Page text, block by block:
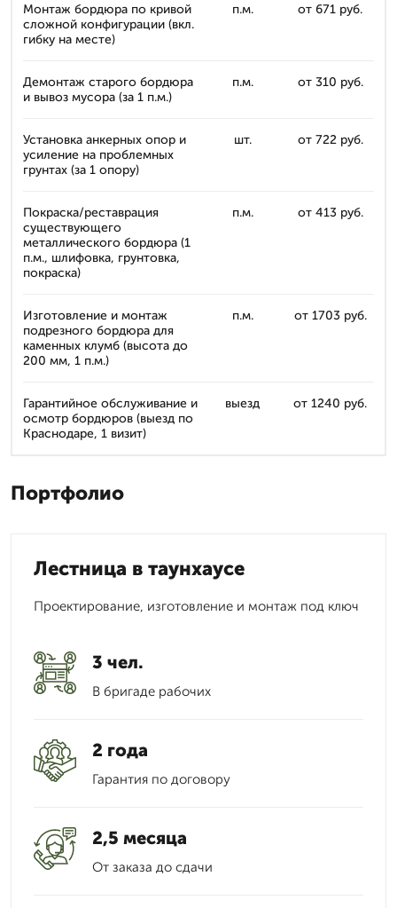
Монтаж бордюра по кривой
сложной конфигурации (вкл.
гибку на месте)
п.м. от 671 руб.
Демонтаж старого бордюра
и вывоз мусора (за 1 п.м.)
п.м. от 310 руб.
Установка анкерных опор и
усиление на проблемных
грунтах (за 1 опору)
шт. от 722 руб.
Покраска/реставрация
существующего
металлического бордюра (1
п.м., шлифовка, грунтовка,
покраска)
п.м. от 413 руб.
Изготовление и монтаж
подрезного бордюра для
каменных клумб (высота до
200 мм, 1 п.м.)
п.м. от 1703 руб.
Гарантийное обслуживание и
осмотр бордюров (выезд по
Краснодаре, 1 визит)
выезд от 1240 руб.
Портфолио
Лестница в таунхаусе
Проектирование, изготовление и монтаж под ключ
3 чел.
В бригаде рабочих
2 года
Гарантия по договору
2,5 месяца
От заказа до сдачи